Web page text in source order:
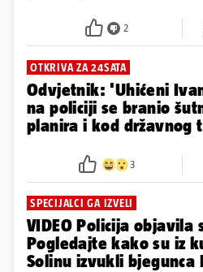
2
OTKRIVA ZA 24SATA
Odvjetnik: 'Uhićeni
na policiji se branio
3
SPECIJALCI GA IZVELI
VIDEO Policija objavila
Pogledajte kako su iz
Solinu izvukli bjegunca